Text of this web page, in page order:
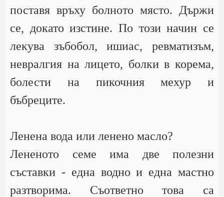
поставя връху болното място. Държи
се, докато изстине. По този начин се
лекува зъбобол, ишиас, ревматизъм,
невралгия на лицето, болки в корема,
болести на пикочния мехур и
бъбреците.
Ленена вода или ленено масло?
Лененото семе има две полезни
съставки - една водно и една мастно
разтворима. Съответно това са